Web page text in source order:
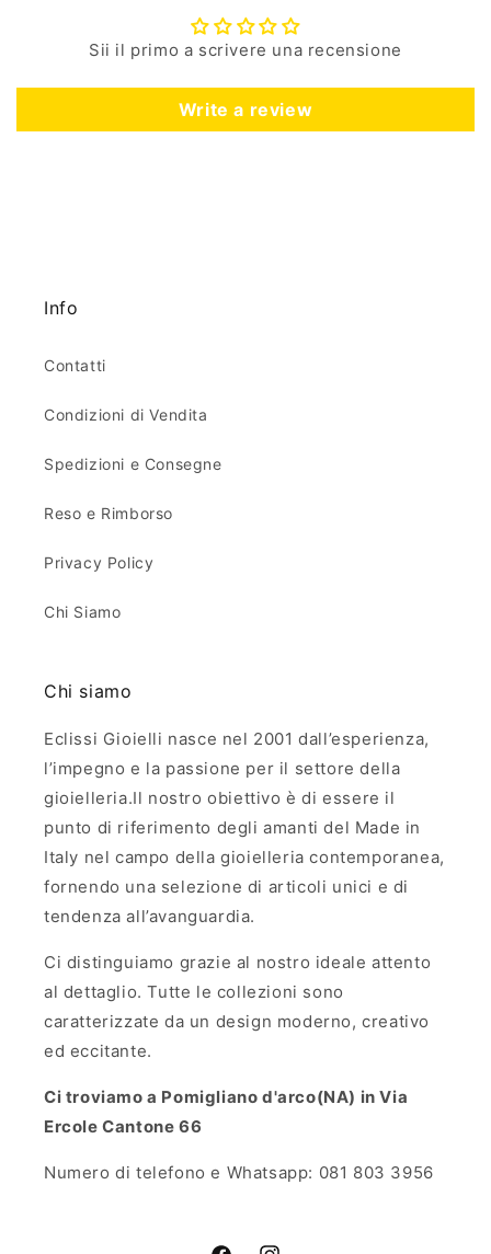
Sii il primo a scrivere una recensione
Write a review
Info
Contatti
Condizioni di Vendita
Spedizioni e Consegne
Reso e Rimborso
Privacy Policy
Chi Siamo
Chi siamo
Eclissi Gioielli nasce nel 2001 dall’esperienza,
l’impegno e la passione per il settore della
gioielleria.Il nostro obiettivo è di essere il
punto di riferimento degli amanti del Made in
Italy nel campo della gioielleria contemporanea,
fornendo una selezione di articoli unici e di
tendenza all’avanguardia.
Ci distinguiamo grazie al nostro ideale attento
al dettaglio. Tutte le collezioni sono
caratterizzate da un design moderno, creativo
ed eccitante.
Ci troviamo a Pomigliano d'arco(NA) in Via
Ercole Cantone 66
Numero di telefono e Whatsapp: 081 803 3956